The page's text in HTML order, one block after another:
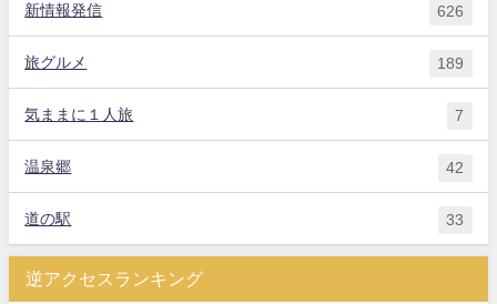
新情報発信 626
旅グルメ 189
気ままに１人旅 7
温泉郷 42
道の駅 33
逆アクセスランキング